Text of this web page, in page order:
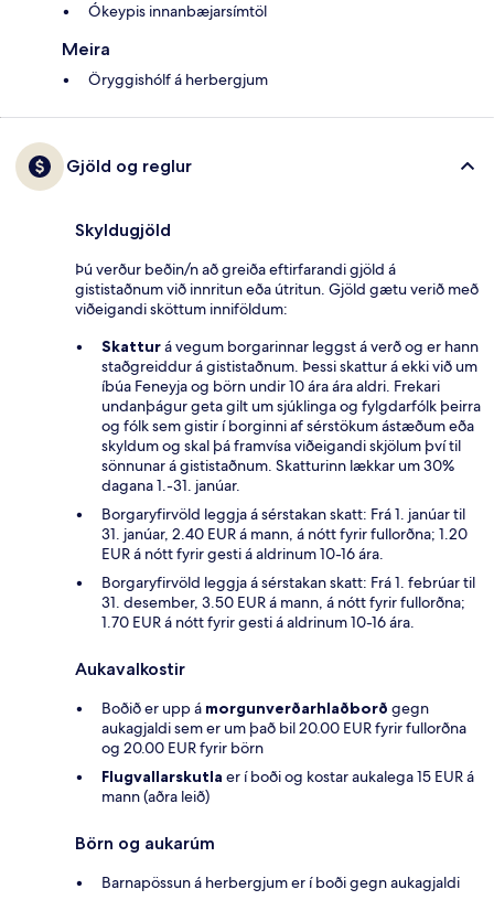
Ókeypis innanbæjarsímtöl
Meira
Öryggishólf á herbergjum
Gjöld og reglur
Skyldugjöld
Þú verður beðin/n að greiða eftirfarandi gjöld á
gististaðnum við innritun eða útritun. Gjöld gætu verið með
viðeigandi sköttum inniföldum:
Skatturá vegum borgarinnar leggst á verð og er hann
staðgreiddur á gististaðnum. Þessi skattur á ekki við um
íbúa Feneyja og börn undir 10 ára ára aldri. Frekari
undanþágur geta gilt um sjúklinga og fylgdarfólk þeirra
og fólk sem gistir í borginni af sérstökum ástæðum eða
skyldum og skal þá framvísa viðeigandi skjölum því til
sönnunar á gististaðnum. Skatturinn lækkar um 30%
dagana 1.-31. janúar.
Borgaryfirvöld leggja á sérstakan skatt: Frá 1. janúar til
31. janúar, 2.40 EUR á mann, á nótt fyrir fullorðna; 1.20
EUR á nótt fyrir gesti á aldrinum 10-16 ára.
Borgaryfirvöld leggja á sérstakan skatt: Frá 1. febrúar til
31. desember, 3.50 EUR á mann, á nótt fyrir fullorðna;
1.70 EUR á nótt fyrir gesti á aldrinum 10-16 ára.
Aukavalkostir
Boðið er upp á morgunverðarhlaðborð gegn
aukagjaldi sem er um það bil 20.00 EUR fyrir fullorðna
og 20.00 EUR fyrir börn
Flugvallarskutla er í boði og kostar aukalega 15 EUR á
mann (aðra leið)
Börn og aukarúm
Barnapössun á herbergjum er í boði gegn aukagjaldi